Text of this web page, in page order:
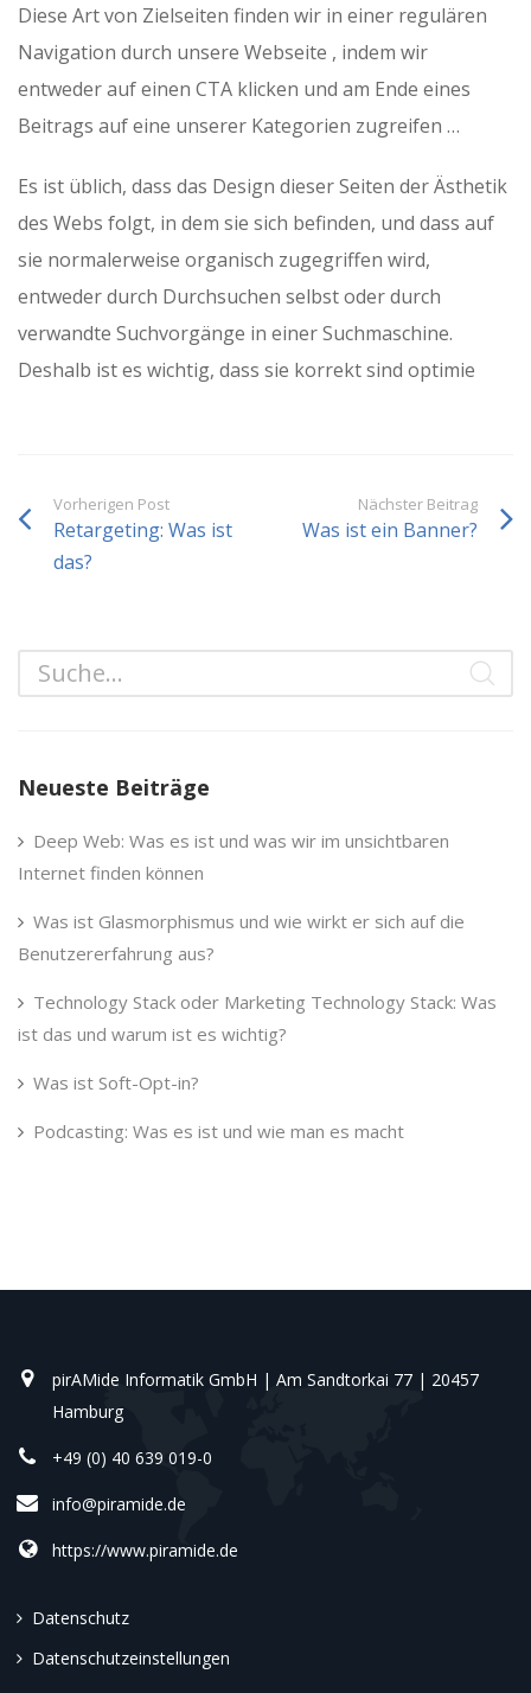
Diese Art von Zielseiten finden wir in einer regulären
Navigation durch unsere Webseite , indem wir
entweder auf einen CTA klicken und am Ende eines
Beitrags auf eine unserer Kategorien zugreifen …
Es ist üblich, dass das Design dieser Seiten der Ästhetik
des Webs folgt, in dem sie sich befinden, und dass auf
sie normalerweise organisch zugegriffen wird,
entweder durch Durchsuchen selbst oder durch
verwandte Suchvorgänge in einer Suchmaschine.
Deshalb ist es wichtig, dass sie korrekt sind optimie
Vorherigen Post
Retargeting: Was ist
das?
Nächster Beitrag
Was ist ein Banner?
Neueste Beiträge
Deep Web: Was es ist und was wir im unsichtbaren
Internet finden können
Was ist Glasmorphismus und wie wirkt er sich auf die
Benutzererfahrung aus?
Technology Stack oder Marketing Technology Stack: Was
ist das und warum ist es wichtig?
Was ist Soft-Opt-in?
Podcasting: Was es ist und wie man es macht
pirAMide Informatik GmbH | Am Sandtorkai 77 | 20457
Hamburg
+49 (0) 40 639 019-0
info@piramide.de
https://www.piramide.de
Datenschutz
Datenschutzeinstellungen